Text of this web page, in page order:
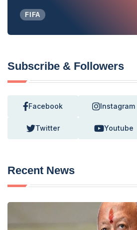
FIFA
Subscribe & Followers
Facebook Instagram
Twitter Youtube
Recent News